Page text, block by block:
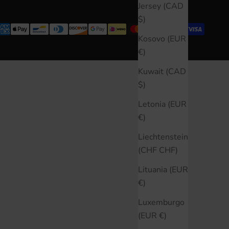
Jersey (CAD
$)
Kosovo (EUR
€)
Kuwait (CAD
$)
Letonia (EUR
€)
Liechtenstein
(CHF CHF)
Lituania (EUR
€)
Luxemburgo
(EUR €)